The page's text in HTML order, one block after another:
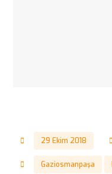
29 Ekim 2018
Gaziosmanpaşa